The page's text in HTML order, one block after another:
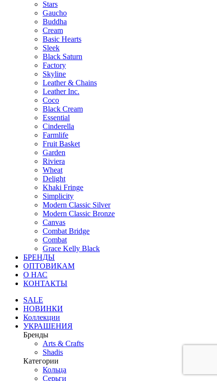
Stars
Gaucho
Buddha
Cream
Basic Hearts
Sleek
Black Saturn
Factory
Skyline
Leather & Chains
Leather Inc.
Coco
Black Cream
Essential
Cinderella
Farmlife
Fruit Basket
Garden
Riviera
Wheat
Delight
Khaki Fringe
Simplicity
Modern Classic Silver
Modern Classic Bronze
Canvas
Combat Bridge
Combat
Grace Kelly Black
БРЕНДЫ
ОПТОВИКАМ
О НАС
КОНТАКТЫ
SALE
НОВИНКИ
Коллекции
УКРАШЕНИЯ
Бренды
Аrts & Сrafts
Shadis
Категории
Кольца
Серьги